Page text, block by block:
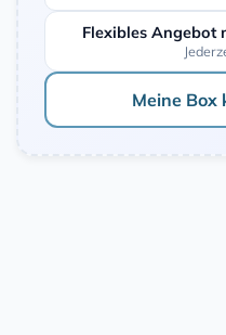
Flexibles Angebot
Meine Box